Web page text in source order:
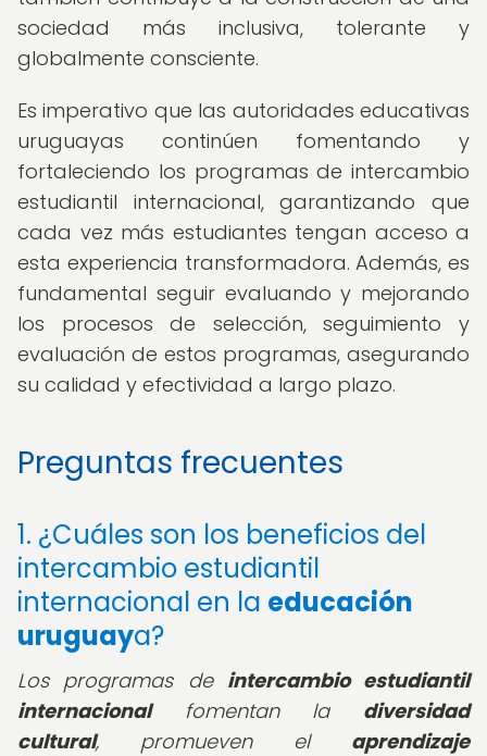
sociedad más inclusiva, tolerante y
globalmente consciente.
Es imperativo que las autoridades educativas
uruguayas continúen fomentando y
fortaleciendo los programas de intercambio
estudiantil internacional, garantizando que
cada vez más estudiantes tengan acceso a
esta experiencia transformadora. Además, es
fundamental seguir evaluando y mejorando
los procesos de selección, seguimiento y
evaluación de estos programas, asegurando
su calidad y efectividad a largo plazo.
Preguntas frecuentes
1. ¿Cuáles son los beneficios del
intercambio estudiantil
internacional en la educación
uruguaya?
Los programas de intercambio estudiantil
internacionalfomentan la diversidad
cultural, promueven el aprendizaje